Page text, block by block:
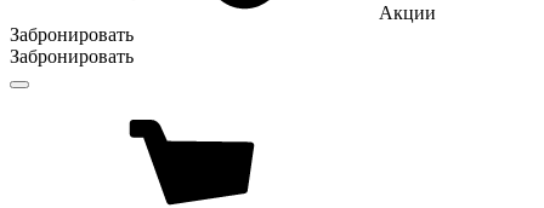
Акции
Забронировать
Забронировать